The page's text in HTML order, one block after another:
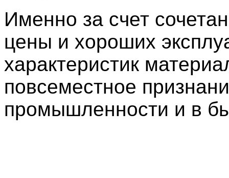
Именно за счет
цены и хороших
характеристик
повсеместное
промышленности и в